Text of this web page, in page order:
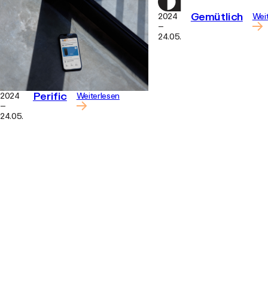
2024
–
24.05.
Perific Weiterlesen
2024
–
24.05.
Gemütlich